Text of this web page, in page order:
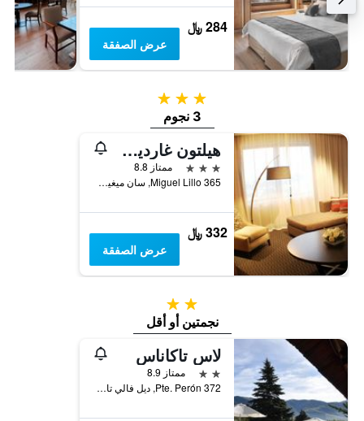
284 ﷼
عرض الصفقة
3 نجوم
3 نجوم
هيلتون غاردين إن توكومان
3 نجوم
ممتاز 8.8
Miguel Lillo 365, سان ميغيل دي توكومان, محافظة توكومان, الأرجنتين
332 ﷼
عرض الصفقة
2 نجمتين
نجمتين أو أقل
لاس تاكاناس
2 نجمتين
ممتاز 8.9
Pte. Perón 372, ديل فالي تافي, محافظة توكومان, الأرجنتين